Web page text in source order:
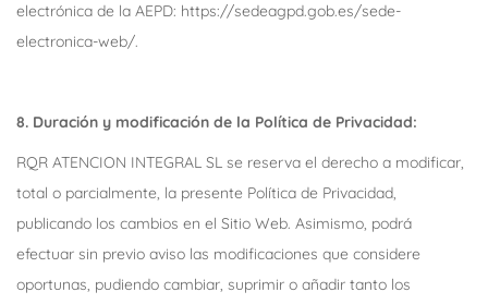
electrónica de la AEPD: https://sedeagpd.gob.es/sede-
electronica-web/.
8. Duración y modificación de la Política de Privacidad:
RQR ATENCION INTEGRAL SL se reserva el derecho a modificar,
total o parcialmente, la presente Política de Privacidad,
publicando los cambios en el Sitio Web. Asimismo, podrá
efectuar sin previo aviso las modificaciones que considere
oportunas, pudiendo cambiar, suprimir o añadir tanto los